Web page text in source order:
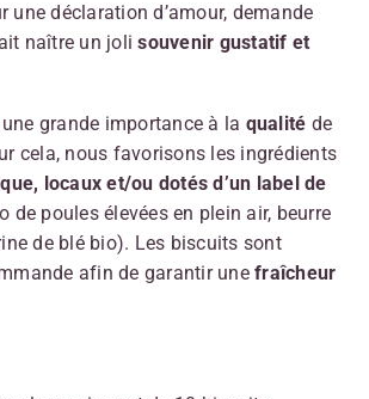
une déclaration d’amour, demande
naître un jolisouvenir gustatif et
grande importance à la qualité de
cela, nous favorisons les ingrédients
locaux et/ou dotés d’un label de
de poules élevées en plein air, beurre
de blé bio). Les biscuits sont
afin de garantir une fraîcheur